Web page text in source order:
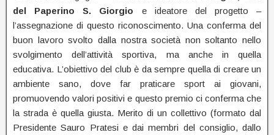
del Paperino S. Giorgio e ideatore del progetto –
l’assegnazione di questo riconoscimento. Una conferma del
buon lavoro svolto dalla nostra società non soltanto nello
svolgimento dell’attività sportiva, ma anche in quella
educativa. L’obiettivo del club è da sempre quella di creare un
ambiente sano, dove far praticare sport ai giovani,
promuovendo valori positivi e questo premio ci conferma che
la strada è quella giusta. Merito di un collettivo (formato dal
Presidente Sauro Pratesi e dai membri del consiglio, dallo